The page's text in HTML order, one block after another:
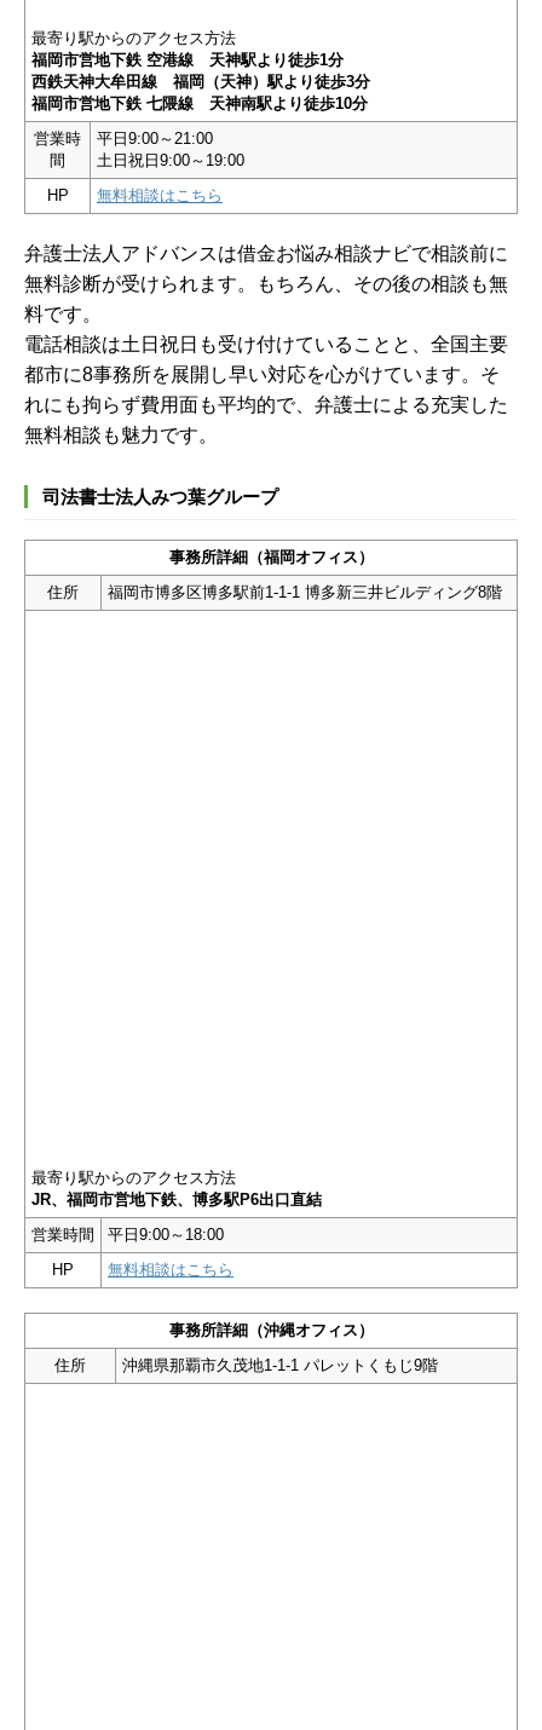
最寄り駅からのアクセス方法
福岡市営地下鉄 空港線 天神駅より徒歩1分
西鉄天神大牟田線 福岡（天神）駅より徒歩3分
福岡市営地下鉄 七隈線 天神南駅より徒歩10分
営業時
間
平日9:00～21:00
土日祝日9:00～19:00
HP
無料相談はこちら
弁護士法人アドバンスは借金お悩み相談ナビで相談前に
無料診断が受けられます。もちろん、その後の相談も無
料です。
電話相談は土日祝日も受け付けていることと、全国主要
都市に8事務所を展開し早い対応を心がけています。そ
れにも拘らず費用面も平均的で、弁護士による充実した
無料相談も魅力です。
司法書士法人みつ葉グループ
事務所詳細（福岡オフィス）
住所
福岡市博多区博多駅前1-1-1 博多新三井ビルディング8階
最寄り駅からのアクセス方法
JR、福岡市営地下鉄、博多駅P6出口直結
営業時間
平日9:00～18:00
HP
無料相談はこちら
事務所詳細（沖縄オフィス）
住所
沖縄県那覇市久茂地1-1-1 パレットくもじ9階